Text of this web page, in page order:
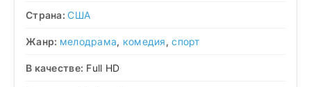
Страна:США
Жанр: мелодрама, комедия,спорт
В качестве: Full HD